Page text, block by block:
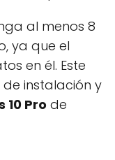
al menos 8
ya que el
en él. Este
de instalación y
Pro de